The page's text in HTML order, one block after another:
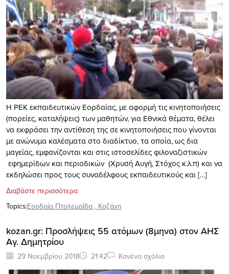
H ΡΕΚ εκπαιδευτικών Εορδαίας, με αφορμή τις κινητοποιήσεις
(πορείες, καταλήψεις) των μαθητών, για Εθνικά θέματα, θέλει
να εκφράσει την αντίθεση της σε κινητοποιήσεις που γίνονται
με ανώνυμα καλέσματα στο διαδίκτυο, τα οποία, ως δια
μαγείας, εμφανίζονται και στις ιστοσελίδες φιλοναζιστικών
εφημερίδων και περιοδικών (Χρυσή Αυγή, Στόχος κ.λ.π) και να
εκδηλώσει προς τους συναδέλφους εκπαιδευτικούς και […]
Διαβάστε περισσότερα
Topics:Εορδαία Πτολεμαΐδα , Κοζάνη
kozan.gr: Προσλήψεις 55 ατόμων (8μηνα) στον ΑΗΣ
Αγ. Δημητρίου
29 Νοεμβρίου 2018 21:42 Κανένα σχόλιο